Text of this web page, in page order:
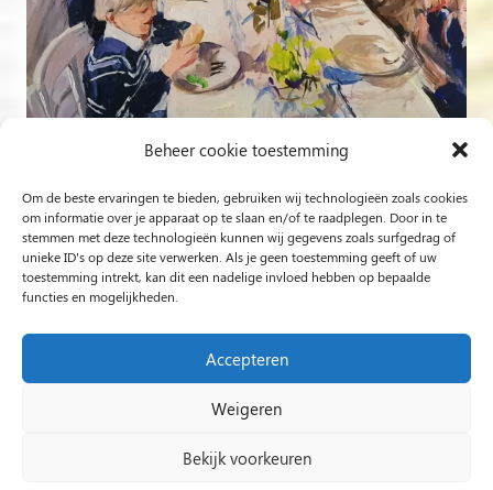
Beheer cookie toestemming
Om de beste ervaringen te bieden, gebruiken wij technologieën zoals cookies
om informatie over je apparaat op te slaan en/of te raadplegen. Door in te
stemmen met deze technologieën kunnen wij gegevens zoals surfgedrag of
unieke ID's op deze site verwerken. Als je geen toestemming geeft of uw
toestemming intrekt, kan dit een nadelige invloed hebben op bepaalde
functies en mogelijkheden.
Accepteren
Weigeren
Bekijk voorkeuren
Volg op Instagram
Rob Jacobs uit ’s-Hertogenbosch is een ‘Plein Air’- en
‘Live Event Painter’, schilderend bewogen door Licht en
Liefde.
2024 Rob Jacobs LIVE EVENT PAINTING / Hosted By
Impact Presentations